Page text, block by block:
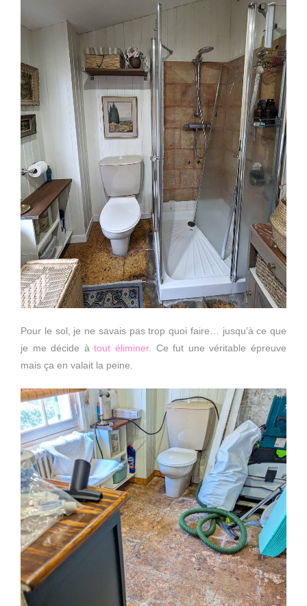
Pour le sol, je ne savais pas trop quoi faire… jusqu’à ce que
je me décide àtout éliminer. Ce fut une véritable épreuve
mais ça en valait la peine.